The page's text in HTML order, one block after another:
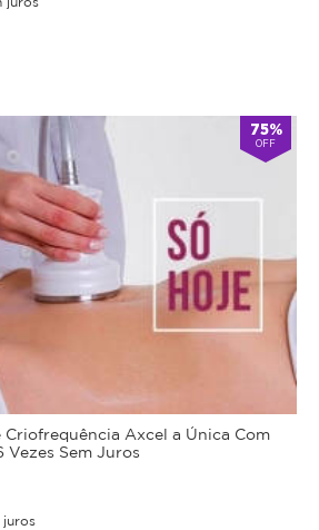
75%
OFF
Criofrequência Axcel a Única Com
Vezes Sem Juros
juros